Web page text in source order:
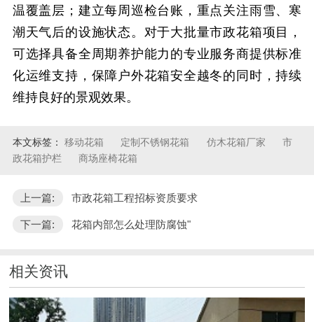
温覆盖层；建立每周巡检台账，重点关注雨雪、寒
潮天气后的设施状态。对于大批量市政花箱项目，
可选择具备全周期养护能力的专业服务商提供标准
化运维支持，保障户外花箱安全越冬的同时，持续
维持良好的景观效果。
本文标签： 移动花箱 定制不锈钢花箱 仿木花箱厂家
市
政花箱护栏
商场座椅花箱
上一篇: 市政花箱工程招标资质要求
下一篇: 花箱内部怎么处理防腐蚀"
相关资讯